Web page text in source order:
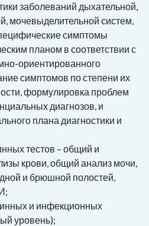
заболеваний дыхательной,
мочевыделительной систем,
симптомы
планом в соответствии с
ориентированного
симптомов по степени их
формулировка проблем
диагнозов, и
плана диагностики и
тестов – общий и
крови, общий анализ мочи,
и брюшной полостей,
и инфекционных
уровень);